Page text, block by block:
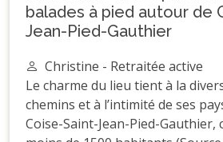
balades à pied autour de
Jean-Pied-Gauthier
Christine - Retraitée active
Le charme du lieu tient à la
chemins et à l’intimité de ses
Coise-Saint-Jean-Pied-Gauthier,